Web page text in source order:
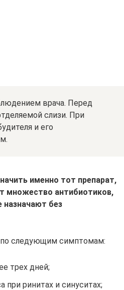
врача. Перед
слизи. При
и его
именно тот препарат,
множество антибиотиков,
без
по следующим симптомам:
трех дней;
при ринитах и синуситах;